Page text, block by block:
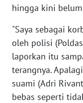
hingga kini
"Saya sebagai
oleh polisi
laporkan itu
terangnya.
suami (Adri
bebas seperti
DISCLAIMER
Wahana
News
Regional